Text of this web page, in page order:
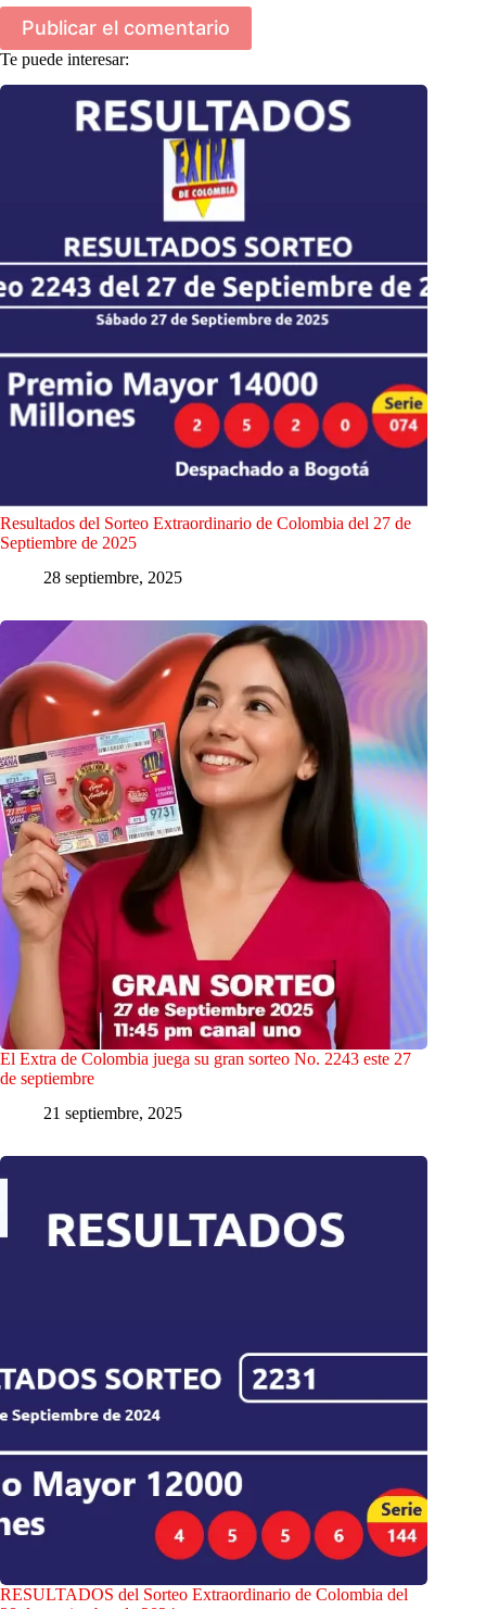
Publicar el comentario
Te puede interesar:
Resultados del Sorteo Extraordinario de Colombia del 27 de
Septiembre de 2025
28 septiembre, 2025
El Extra de Colombia juega su gran sorteo No. 2243 este 27
de septiembre
21 septiembre, 2025
RESULTADOS del Sorteo Extraordinario de Colombia del